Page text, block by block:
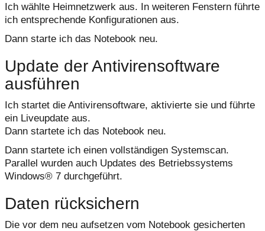
Ich wählte Heimnetzwerk aus. In weiteren Fenstern führte
ich entsprechende Konfigurationen aus.
Dann starte ich das Notebook neu.
Update der Antivirensoftware
ausführen
Ich startet die Antivirensoftware, aktivierte sie und führte
ein Liveupdate aus.
Dann startete ich das Notebook neu.
Dann startete ich einen vollständigen Systemscan.
Parallel wurden auch Updates des Betriebssystems
Windows® 7 durchgeführt.
Daten rücksichern
Die vor dem neu aufsetzen vom Notebook gesicherten